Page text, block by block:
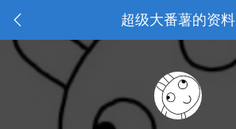
超级大番薯的资料